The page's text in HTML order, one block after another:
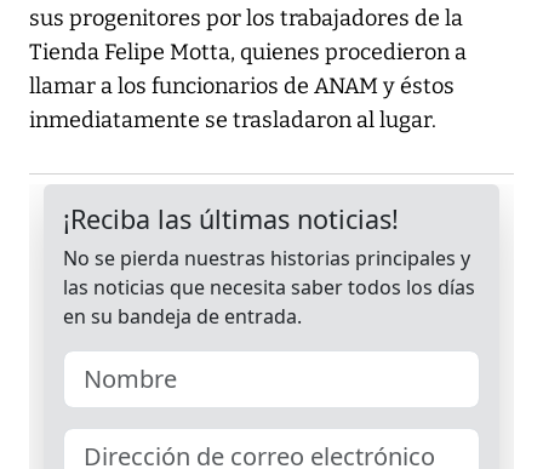
sus progenitores por los trabajadores de la
Tienda Felipe Motta, quienes procedieron a
llamar a los funcionarios de ANAM y éstos
inmediatamente se trasladaron al lugar.